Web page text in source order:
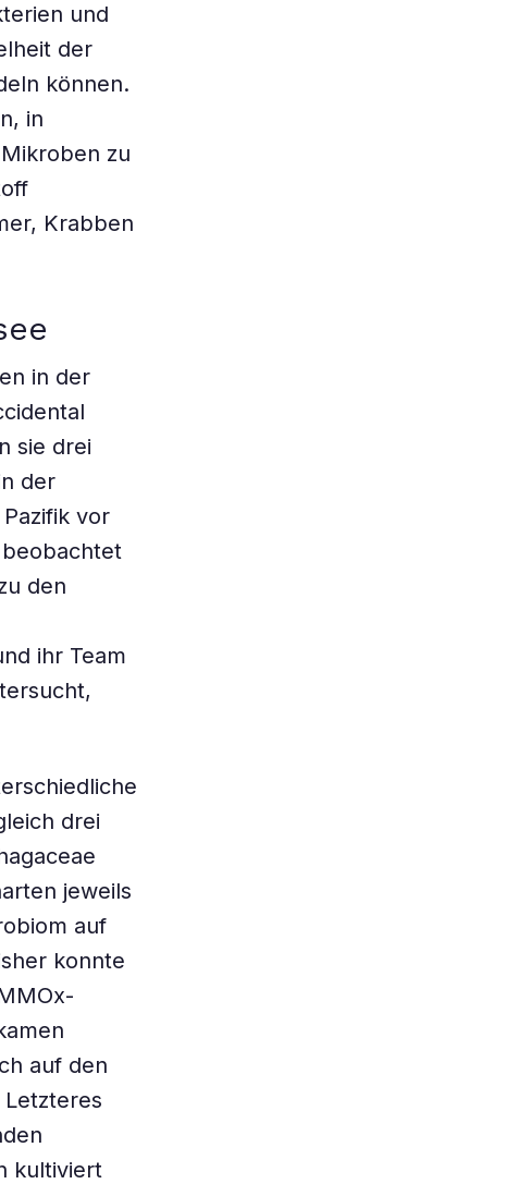
und
der
können.
in
zu
Krabben
in der
sie drei
der
vor
den
ihr Team
drei
jeweils
auf
konnte
auf den
kultiviert